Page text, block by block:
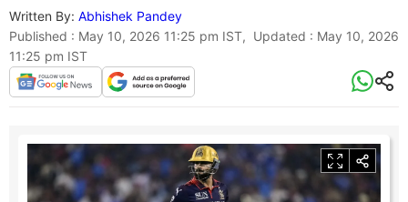
Written By: Abhishek Pandey
Published : May 10, 2026 11:25 pm IST, Updated : May 10, 2026
11:25 pm IST